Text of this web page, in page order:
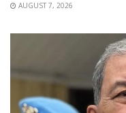
AUGUST 7, 2026